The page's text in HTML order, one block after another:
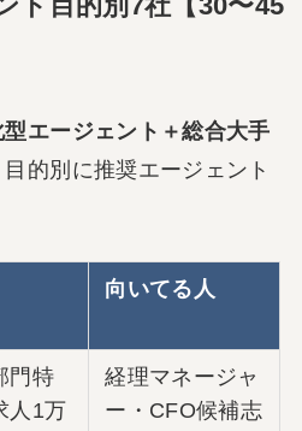
型エージェント＋総合大手
的別に推奨エージェント
向いてる人
門特
人1万
経理マネージャ
ー・CFO候補志